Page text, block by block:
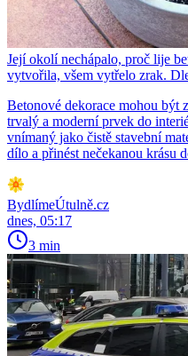
Její okolí nechápalo, proč lije
vytvořila, všem vytřelo zrak.
Betonové dekorace mohou být
trvalý a moderní prvek do
vnímaný jako čistě stavební
dílo a přinést nečekanou krásu
BydlímeÚtulně.cz
dnes, 05:17
3 min